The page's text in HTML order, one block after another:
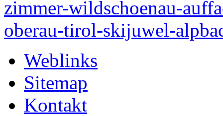
Weblinks
Sitemap
Kontakt